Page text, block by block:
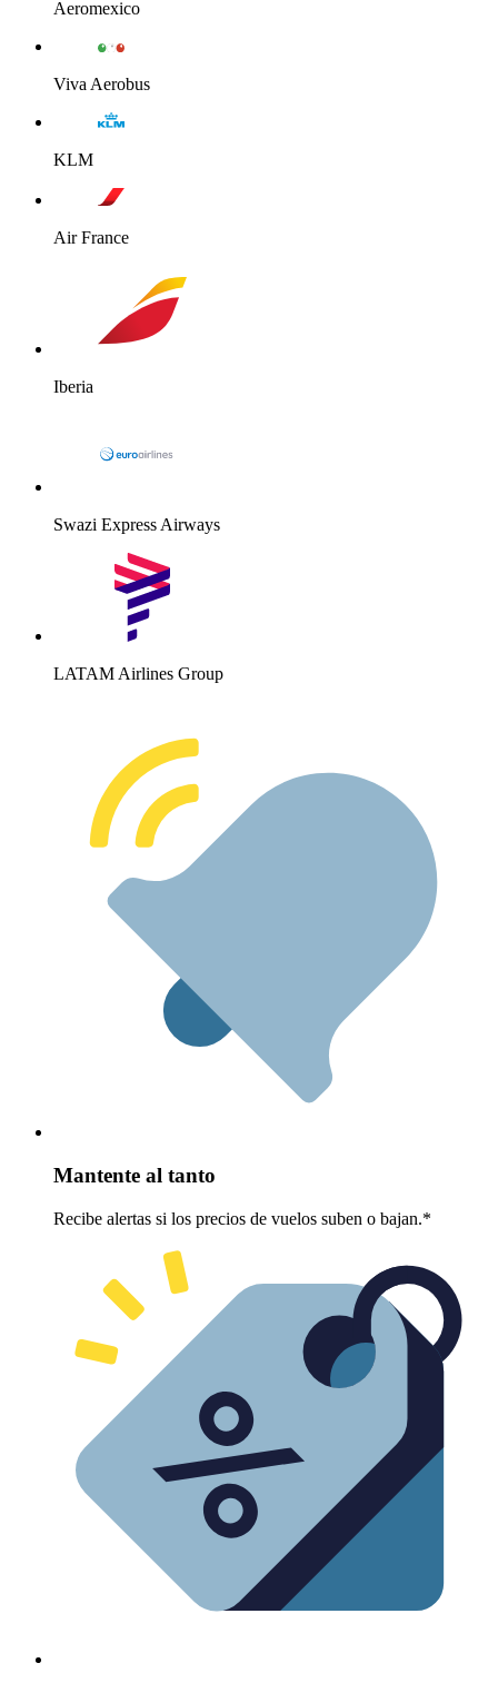
Aeromexico
Viva Aerobus
KLM
Air France
Iberia
Swazi Express Airways
LATAM Airlines Group
Mantente al tanto
Recibe alertas si los precios de vuelos suben o bajan.*